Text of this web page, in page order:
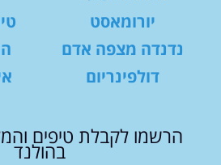
יורומאסט
נדנדה מצפה אדם
דולפינריום
הרשמו לקבלת טיפים
בהולנד